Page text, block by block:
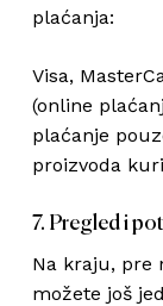
plaćanja:
Visa,
(online
plaćanje
proizvoda
7. Pregled i
Na kraju, pre
možete još